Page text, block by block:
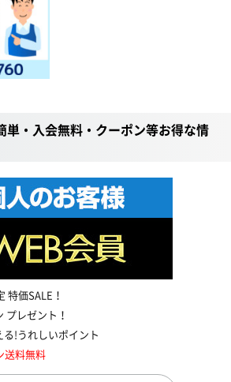
単・入会無料・クーポン等お得な情
特価SALE！
プレゼント！
る!うれしいポイント
送料無料